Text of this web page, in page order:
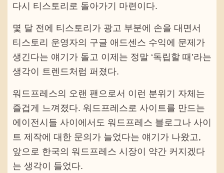
다시 티스토리로 돌아가기 마련이다.
몇 달 전에 티스토리가 광고 부분에 손을 대면서
티스토리 운영자의 구글 애드센스 수익에 문제가
생긴다는 얘기가 돌고 이제는 정말 ‘독립할 때’라는
생각이 트렌드처럼 퍼졌다.
워드프레스의 오랜 팬으로서 이런 분위기 자체는
즐겁게 느껴졌다. 워드프레스로 사이트를 만드는
에이전시들 사이에서도 워드프레스 블로그나 사이
트 제작에 대한 문의가 늘었다는 얘기가 나왔고,
앞으로 한국의 워드프레스 시장이 약간 커지겠다
는 생각이 들었다.